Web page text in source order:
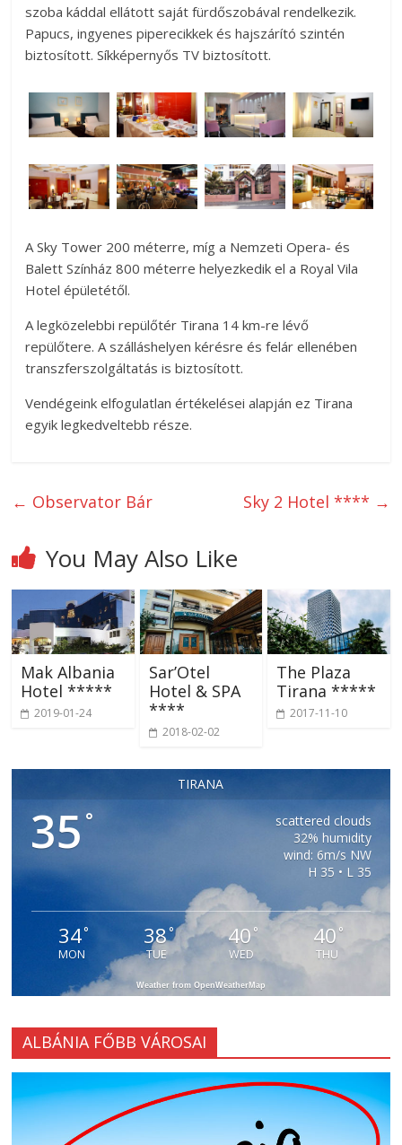
szoba káddal ellátott saját fürdőszobával rendelkezik.
Papucs, ingyenes piperecikkek és hajszárító szintén
biztosított. Síkképernyős TV biztosított.
A Sky Tower 200 méterre, míg a Nemzeti Opera- és
Balett Színház 800 méterre helyezkedik el a Royal Vila
Hotel épületétől.
A legközelebbi repülőtér Tirana 14 km-re lévő
repülőtere. A szálláshelyen kérésre és felár ellenében
transzferszolgáltatás is biztosított.
Vendégeink elfogulatlan értékelései alapján ez Tirana
egyik legkedveltebb része.
← Observator Bár Sky 2 Hotel **** →
You May Also Like
Mak Albania
Hotel *****
2019-01-24
Sar’Otel
Hotel & SPA
****
2018-02-02
The Plaza
Tirana *****
2017-11-10
TIRANA
35 °
scattered clouds
32% humidity
wind: 6m/s NW
H 35 • L 35
34°
MON
38°
TUE
40 °
WED
40 °
THU
Weather from OpenWeatherMap
ALBÁNIA FŐBB VÁROSAI